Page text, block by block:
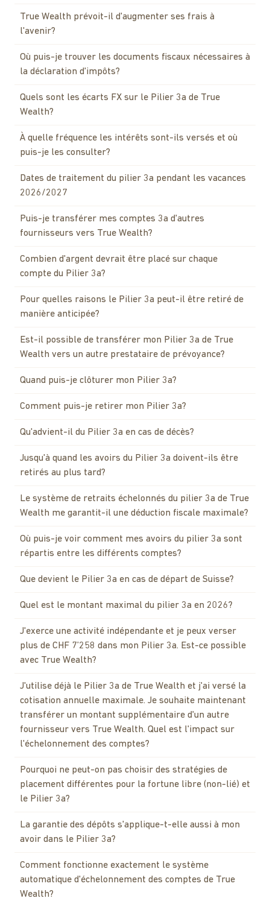
True Wealth prévoit-il d'augmenter ses frais à
l'avenir?
Où puis-je trouver les documents fiscaux nécessaires à
la déclaration d'impôts?
Quels sont les écarts FX sur le Pilier 3a de True
Wealth?
À quelle fréquence les intérêts sont-ils versés et où
puis-je les consulter?
Dates de traitement du pilier 3a pendant les vacances
2026/2027
Puis-je transférer mes comptes 3a d'autres
fournisseurs vers True Wealth?
Combien d'argent devrait être placé sur chaque
compte du Pilier 3a?
Pour quelles raisons le Pilier 3a peut-il être retiré de
manière anticipée?
Est-il possible de transférer mon Pilier 3a de True
Wealth vers un autre prestataire de prévoyance?
Quand puis-je clôturer mon Pilier 3a?
Comment puis-je retirer mon Pilier 3a?
Qu'advient-il du Pilier 3a en cas de décès?
Jusqu'à quand les avoirs du Pilier 3a doivent-ils être
retirés au plus tard?
Le système de retraits échelonnés du pilier 3a de True
Wealth me garantit-il une déduction fiscale maximale?
Où puis-je voir comment mes avoirs du pilier 3a sont
répartis entre les différents comptes?
Que devient le Pilier 3a en cas de départ de Suisse?
Quel est le montant maximal du pilier 3a en 2026?
J'exerce une activité indépendante et je peux verser
plus de CHF 7’258 dans mon Pilier 3a. Est-ce possible
avec True Wealth?
J'utilise déjà le Pilier 3a de True Wealth et j'ai versé la
cotisation annuelle maximale. Je souhaite maintenant
transférer un montant supplémentaire d'un autre
fournisseur vers True Wealth. Quel est l'impact sur
l'échelonnement des comptes?
Pourquoi ne peut-on pas choisir des stratégies de
placement différentes pour la fortune libre (non-lié) et
le Pilier 3a?
La garantie des dépôts s'applique-t-elle aussi à mon
avoir dans le Pilier 3a?
Comment fonctionne exactement le système
automatique d'échelonnement des comptes de True
Wealth?